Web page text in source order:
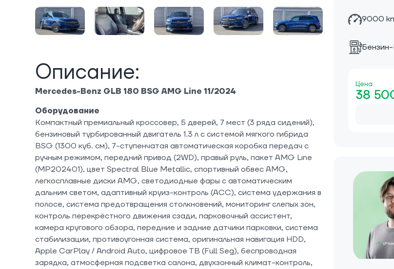
9000
Цена:
38
Описание:
Mercedes-Benz GLB 180 BSG AMG Line 11/2024
Оборудование
Компактный премиальный кроссовер, 5 дверей, 7 мест (3 ряда сидений),
бензиновый турбированный двигатель 1.3 л с системой мягкого гибрида
BSG (1300 куб. см), 7-ступенчатая автоматическая коробка передач с
ручным режимом, передний привод (2WD), правый руль, пакет AMG Line
(MP202401), цвет Spectral Blue Metallic, спортивный обвес AMG,
легкосплавные диски AMG, светодиодные фары с автоматическим
дальним светом, адаптивный круиз-контроль (ACC), система удержания в
полосе, система предотвращения столкновений, мониторинг слепых зон,
контроль перекрёстного движения сзади, парковочный ассистент,
камера кругового обзора, передние и задние датчики парковки, система
стабилизации, противоугонная система, оригинальная навигация HDD,
Apple CarPlay / Android Auto, цифровое ТВ (Full Seg), беспроводная
зарядка, атмосферная подсветка салона, двухзонный климат-контроль,